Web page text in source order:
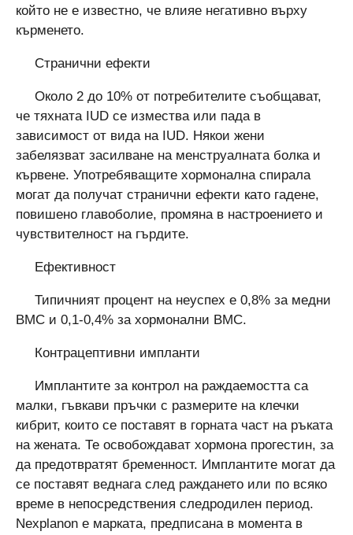
който не е известно, че влияе негативно върху
кърменето.
Странични ефекти
Около 2 до 10% от потребителите съобщават,
че тяхната IUD се измества или пада в
зависимост от вида на IUD. Някои жени
забелязват засилване на менструалната болка и
кървене. Употребяващите хормонална спирала
могат да получат странични ефекти като гадене,
повишено главоболие, промяна в настроението и
чувствителност на гърдите.
Ефективност
Типичният процент на неуспех е 0,8% за медни
ВМС и 0,1-0,4% за хормонални ВМС.
Контрацептивни импланти
Имплантите за контрол на раждаемостта са
малки, гъвкави пръчки с размерите на клечки
кибрит, които се поставят в горната част на ръката
на жената. Те освобождават хормона прогестин, за
да предотвратят бременност. Имплантите могат да
се поставят веднага след раждането или по всяко
време в непосредствения следродилен период.
Nexplanon е марката, предписана в момента в